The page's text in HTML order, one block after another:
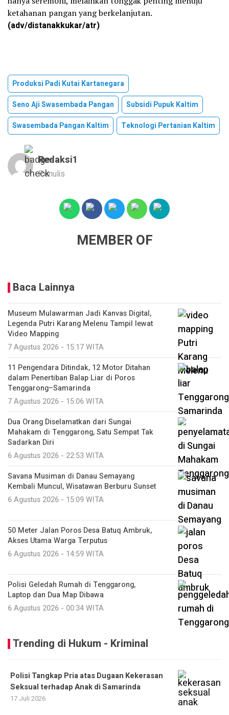
ketahanan pangan yang berkelanjutan.
(adv/distanakkukar/atr)
Produksi Padi Kutai Kartanegara
Seno Aji Swasembada Pangan
Subsidi Pupuk Kaltim
Swasembada Pangan Kaltim
Teknologi Pertanian Kaltim
Redaksi1
Penulis
MEMBER OF
Baca Lainnya
Museum Mulawarman Jadi Kanvas Digital,
Legenda Putri Karang Melenu Tampil lewat
Video Mapping
7 Agustus 2026 - 15:17 WITA
11 Pengendara Ditindak, 12 Motor Ditahan
dalam Penertiban Balap Liar di Poros
Tenggarong–Samarinda
7 Agustus 2026 - 15:06 WITA
Dua Orang Diselamatkan dari Sungai
Mahakam di Tenggarong, Satu Sempat Tak
Sadarkan Diri
6 Agustus 2026 - 22:53 WITA
Savana Musiman di Danau Semayang
Kembali Muncul, Wisatawan Berburu Sunset
6 Agustus 2026 - 15:09 WITA
50 Meter Jalan Poros Desa Batuq Ambruk,
Akses Utama Warga Terputus
6 Agustus 2026 - 14:59 WITA
Polisi Geledah Rumah di Tenggarong,
Laptop dan Dua Map Dibawa
6 Agustus 2026 - 00:34 WITA
Trending di Hukum - Kriminal
Polisi Tangkap Pria atas Dugaan Kekerasan
Seksual terhadap Anak di Samarinda
17 Juli 2026